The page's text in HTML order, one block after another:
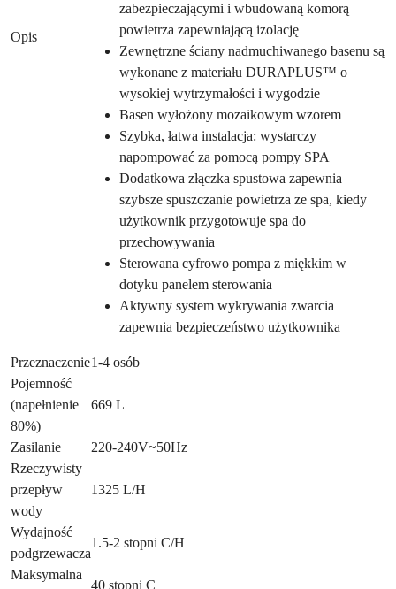
Opis
zabezpieczającymi i wbudowaną komorą
powietrza zapewniającą izolację
Zewnętrzne ściany nadmuchiwanego basenu są
wykonane z materiału DURAPLUS™ o
wysokiej wytrzymałości i wygodzie
Basen wyłożony mozaikowym wzorem
Szybka, łatwa instalacja: wystarczy
napompować za pomocą pompy SPA
Dodatkowa złączka spustowa zapewnia
szybsze spuszczanie powietrza ze spa, kiedy
użytkownik przygotowuje spa do
przechowywania
Sterowana cyfrowo pompa z miękkim w
dotyku panelem sterowania
Aktywny system wykrywania zwarcia
zapewnia bezpieczeństwo użytkownika
Przeznaczenie1-4 osób
Pojemność
(napełnienie
80%)
669 L
Zasilanie
220-240V~50Hz
Rzeczywisty
przepływ
wody
1325 L/H
Wydajność
podgrzewacza
1.5-2 stopni C/H
Maksymalna
40 stopni C